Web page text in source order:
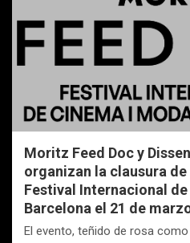
Moritz Feed Doc y
organizan la clausura
Festival Internacional
Barcelona el 21 de
El evento, teñido de rosa